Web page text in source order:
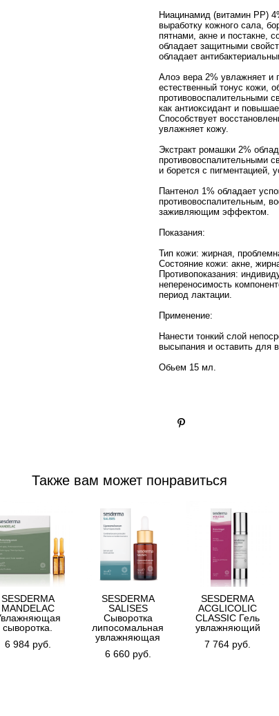
Ниацинамид (витамин PP)
выработку кожного сала,
пятнами, акне и постакне,
обладает защитными
обладает
Алоэ вера 2% увлажняет и
естественный тонус кожи,
противовоспалительными
как антиоксидант и
Способствует
увлажняет кожу.
Экстракт ромашки 2%
противовоспалительными
и борется с пигментацией,
Пантенол 1% обладает
противовоспалительным,
заживляющим эффектом.
Показания:
Тип кожи: жирная,
Состояние кожи: акне,
Противопоказания:
непереносимость
период лактации.
Применение:
Нанести тонкий слой
высыпания и оставить для
Обьем 15 мл.
Также вам может понравиться
SESDERMA
MANDELAC
сыворотка.
6 984 pуб.
SESDERMA
SALISES
Сыворотка
липосомальная
увлажняющая
6 660 pуб.
SESDERMA
ACGLICOLIC
CLASSIC Гель
увлажняющий
7 764 pуб.